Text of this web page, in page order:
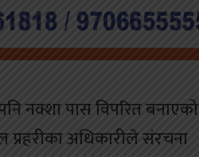
नक्शा पास विपरित बनाएको
अधिकारीले संरचना